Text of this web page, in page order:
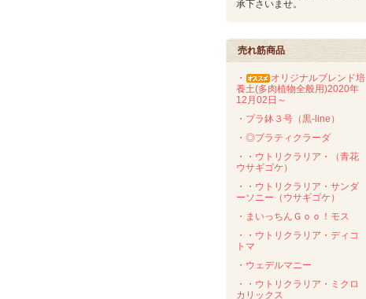
承下さいませ。
売れ筋商品
・
オリジナルブレンド培
養土(多肉植物全般用)2020年
12月02日～
・プラ鉢３号（黒-line）
・◎プラティクラーダ
・・ウトリクラリア・（青花
ウサギゴケ）
・・ウトリクラリア・サンダ
ーソニー（ウサギゴケ）
・まいっちんＧｏｏ！モス
・・ウトリクラリア・ディコ
トマ
・ウェデルマニー
・・ウトリクラリア・ミクロ
カリックス